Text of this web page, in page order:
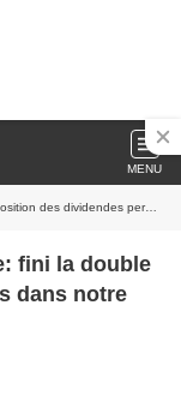
MENU
perçus dans notre pays
fini la double
dans notre